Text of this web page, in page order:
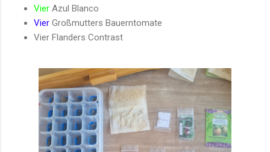
Vier Azul Blanco
Vier Großmutters Bauerntomate
Vier Flanders Contrast